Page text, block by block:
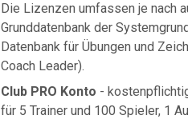
Die Lizenzen umfassen je nach
Grunddatenbank der
Datenbank für Übungen und
Coach Leader).
Club PRO Konto -
für 5 Trainer und 100 Spieler, 1